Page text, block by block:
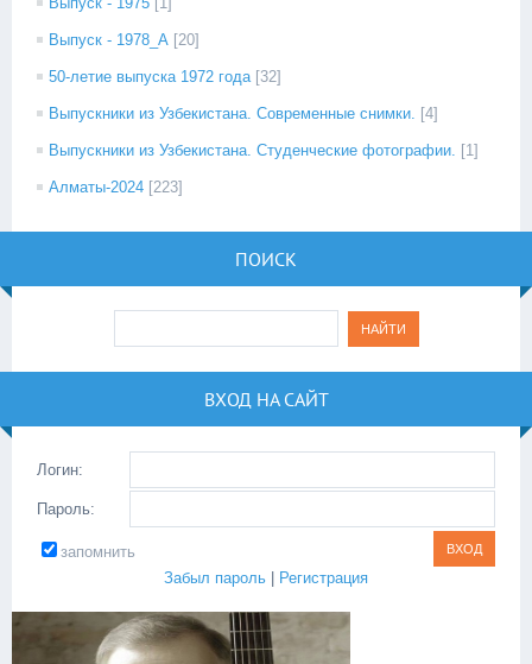
Выпуск - 1978_А [20]
50-летие выпуска 1972 года [32]
Выпускники из Узбекистана. Современные снимки. [4]
Выпускники из Узбекистана. Студенческие фотографии. [1]
Алматы-2024 [223]
ПОИСК
ВХОД НА САЙТ
Логин:
Пароль:
запомнить
Забыл пароль | Регистрация